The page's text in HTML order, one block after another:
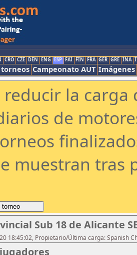
CRO CZE DEN ENG ESP FAI FIN FRA GER GRE INA
torneos Campeonato AUT Imágenes
reducir la
de
muestran tras
Sub 18 de Alicante
18:45:02, Propietario/Última carga: Spanish